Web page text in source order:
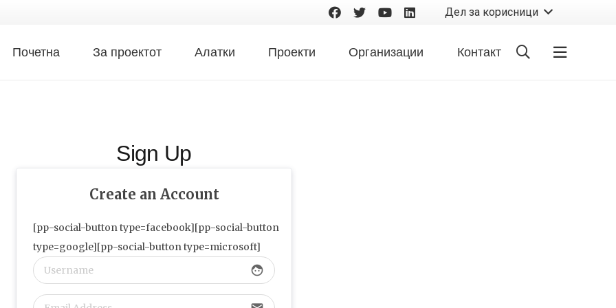
Дел за корисници
Почетна За проектот Алатки Проекти Организации Контакт
Sign Up
Create an Account
[pp-social-button type=facebook][pp-social-button
type=google][pp-social-button type=microsoft]
face